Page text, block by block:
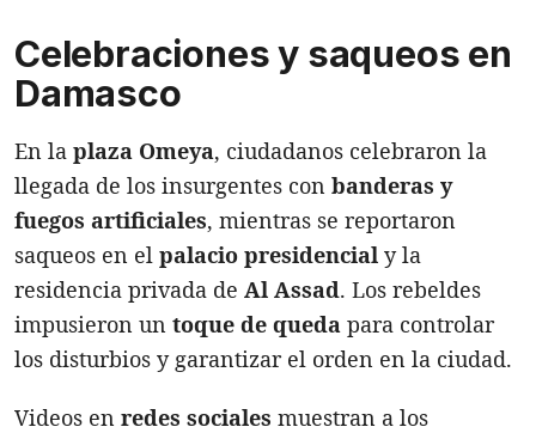
Celebraciones y saqueos en
Damasco
En la plaza Omeya, ciudadanos celebraron la
llegada de los insurgentes con banderas y
fuegos artificiales, mientras se reportaron
saqueos en el palacio presidencial y la
residencia privada de Al Assad. Los rebeldes
impusieron un toque de queda para controlar
los disturbios y garantizar el orden en la ciudad.
Videos en redes sociales muestran a los